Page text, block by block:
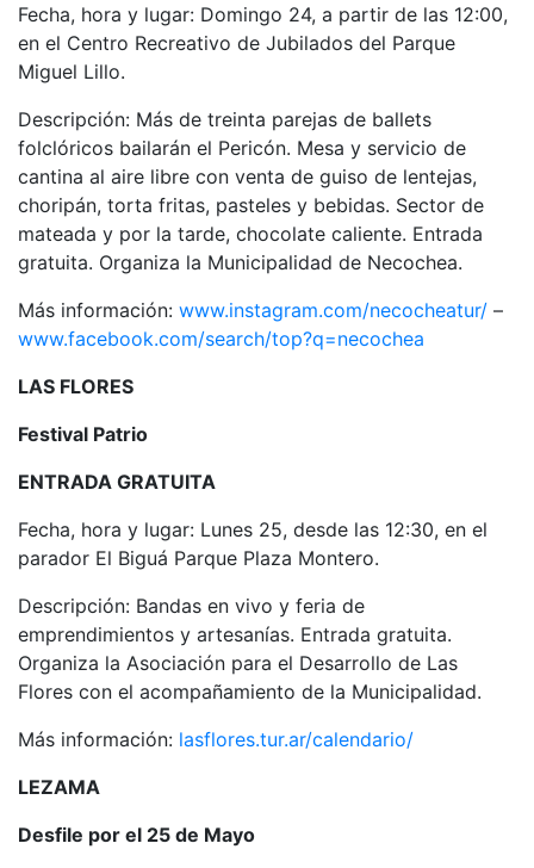
Fecha, hora y lugar: Domingo 24, a partir de las 12:00,
en el Centro Recreativo de Jubilados del Parque
Miguel Lillo.
Descripción: Más de treinta parejas de ballets
folclóricos bailarán el Pericón. Mesa y servicio de
cantina al aire libre con venta de guiso de lentejas,
choripán, torta fritas, pasteles y bebidas. Sector de
mateada y por la tarde, chocolate caliente. Entrada
gratuita. Organiza la Municipalidad de Necochea.
Más información: www.instagram.com/necocheatur/ –
www.facebook.com/search/top?q=necochea
LAS FLORES
Festival Patrio
ENTRADA GRATUITA
Fecha, hora y lugar: Lunes 25, desde las 12:30, en el
parador El Biguá Parque Plaza Montero.
Descripción: Bandas en vivo y feria de
emprendimientos y artesanías. Entrada gratuita.
Organiza la Asociación para el Desarrollo de Las
Flores con el acompañamiento de la Municipalidad.
Más información: lasflores.tur.ar/calendario/
LEZAMA
Desfile por el 25 de Mayo